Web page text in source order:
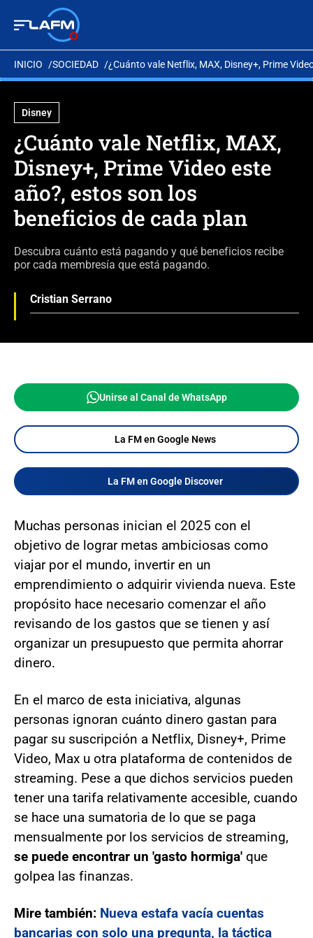
INICIO SOCIEDAD ¿Cuánto vale Netflix, MAX, Disney+, Prime
Disney
¿Cuánto vale Netflix, MAX,
Disney+, Prime Video este
año?, estos son los
beneficios de cada plan
Descubra cuánto está pagando y qué beneficios recibe
por cada membresía que está pagando.
Cristian Serrano
Unirse al Canal de WhatsApp
La FM en Google News
La FM en Google Discover
Muchas personas inician el 2025 con el
objetivo de lograr metas ambiciosas como
viajar por el mundo, invertir en un
emprendimiento o adquirir vivienda nueva. Este
propósito hace necesario comenzar el año
revisando de los gastos que se tienen y así
organizar un presupuesto que permita ahorrar
dinero.
En el marco de esta iniciativa, algunas
personas ignoran cuánto dinero gastan para
pagar su suscripción a Netflix, Disney+, Prime
Video, Max u otra plataforma de contenidos de
streaming. Pese a que dichos servicios pueden
tener una tarifa relativamente accesible, cuando
se hace una sumatoria de lo que se paga
mensualmente por los servicios de streaming,
se puede encontrar un 'gasto hormiga' que
golpea las finanzas.
Mire también: Nueva estafa vacía cuentas
bancarias con solo una pregunta, la táctica